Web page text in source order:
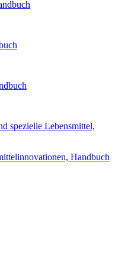
spezielle Lebensmittel,
Handbuch